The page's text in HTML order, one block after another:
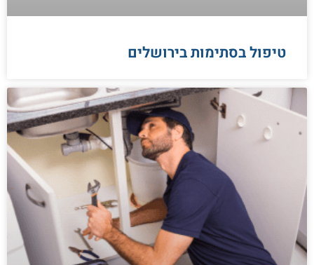
טיפול בסתימות בירושלים